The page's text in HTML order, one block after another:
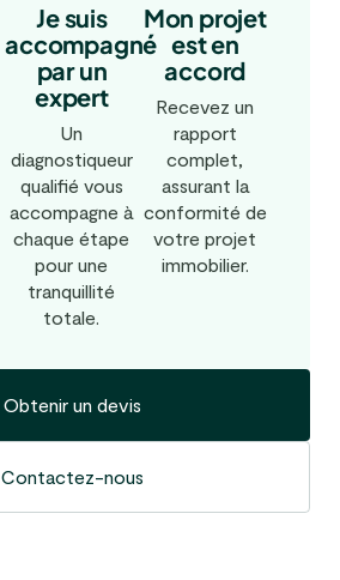
Je suis
accompagné
par un
expert
Un
diagnostiqueur
qualifié vous
accompagne à
chaque étape
pour une
tranquillité
totale.
Mon projet
est en
accord
Recevez un
rapport
complet,
assurant la
conformité de
votre projet
immobilier.
Obtenir un devis
Contactez-nous